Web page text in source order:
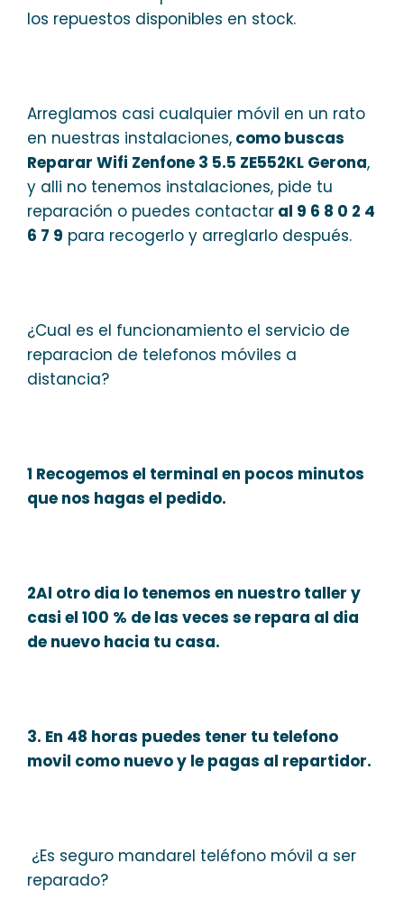
los repuestos disponibles en stock.
Arreglamos casi cualquier móvil en un rato
en nuestras instalaciones, como buscas
Reparar Wifi Zenfone 3 5.5 ZE552KL Gerona,
y alli no tenemos instalaciones, pide tu
reparación o puedes contactar al 9 6 8 0 2 4
6 7 9 para recogerlo y arreglarlo después.
¿Cual es el funcionamiento el servicio de
reparacion de telefonos móviles a
distancia?
1 Recogemos el terminal en pocos minutos
que nos hagas el pedido.
2Al otro dia lo tenemos en nuestro taller y
casi el 100 % de las veces se repara al dia
de nuevo hacia tu casa.
3. En 48 horas puedes tener tu telefono
movil como nuevo y le pagas al repartidor.
¿Es seguro mandarel teléfono móvil a ser
reparado?